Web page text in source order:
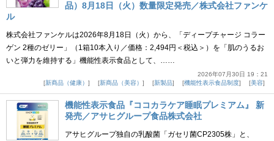
品）8月18日（火）数量限定発売／株式会社ファンケ
ル
株式会社ファンケルは2026年8月18日（火）から、「ディープチャージ コラー
ゲン 2種のゼリー」（1箱10本入り／価格：2,494円＜税込＞）を「肌のうるお
いと弾力を維持する」機能性表示食品として、……
2026年07月30日 19：21
新商品（健康）
新商品（美容） 新製品 機能性表示食品制度 美容
機能性表示食品『ココカラケア睡眠プレミアム』 新
発売／アサヒグループ食品株式会社
アサヒグループ独自の乳酸菌「ガセリ菌CP2305株」と、